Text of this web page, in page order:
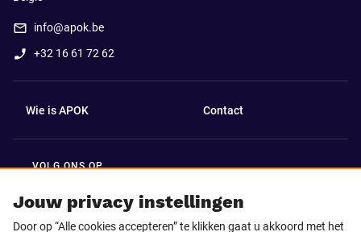
Jouw privacy instellingen
Door op “Alle cookies accepteren” te klikken gaat u akkoord met het
info@apok.be
+32 16 61 72 62
Wie is APOK Contact
VOLG ONS OP
Facebook